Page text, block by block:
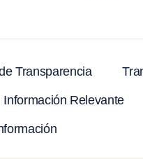
Transparencia
Información Relevante